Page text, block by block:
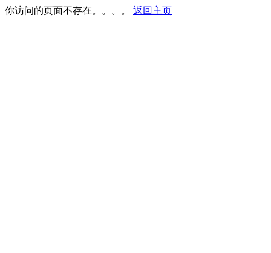
你访问的页面不存在。。。。 返回主页